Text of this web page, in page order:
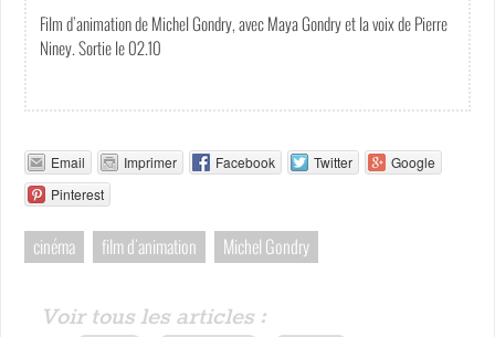
Film d’animation de Michel Gondry, avec Maya Gondry et la voix de Pierre
Niney. Sortie le 02.10
Email Imprimer Facebook Twitter
Google
Pinterest
cinéma film d'animation Michel Gondry
Voir tous les articles :